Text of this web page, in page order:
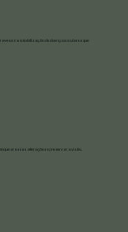
e na estabilização de doenças oculares que
essas alterações e preservar a visão.